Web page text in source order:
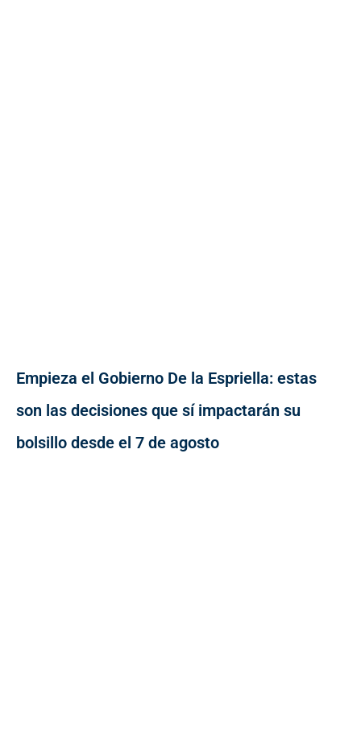
Empieza el Gobierno De la Espriella: estas
son las decisiones que sí impactarán su
bolsillo desde el 7 de agosto